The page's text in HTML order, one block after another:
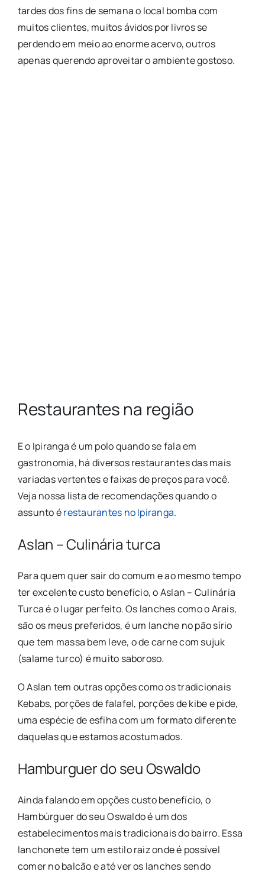
tardes dos fins de semana o local bomba com
muitos clientes, muitos ávidos por livros se
perdendo em meio ao enorme acervo, outros
apenas querendo aproveitar o ambiente gostoso.
Restaurantes na região
E o Ipiranga é um polo quando se fala em
gastronomia, há diversos restaurantes das mais
variadas vertentes e faixas de preços para você.
Veja nossa lista de recomendações quando o
assunto érestaurantes no Ipiranga.
Aslan – Culinária turca
Para quem quer sair do comum e ao mesmo tempo
ter excelente custo benefício, o Aslan – Culinária
Turca é o lugar perfeito. Os lanches como o Arais,
são os meus preferidos, é um lanche no pão sírio
que tem massa bem leve, o de carne com sujuk
(salame turco) é muito saboroso.
O Aslan tem outras opções como os tradicionais
Kebabs, porções de falafel, porções de kibe e pide,
uma espécie de esfiha com um formato diferente
daquelas que estamos acostumados.
Hamburguer do seu Oswaldo
Ainda falando em opções custo benefício, o
Hambúrguer do seu Oswaldo é um dos
estabelecimentos mais tradicionais do bairro. Essa
lanchonete tem um estilo raiz onde é possível
comer no balcão e até ver os lanches sendo